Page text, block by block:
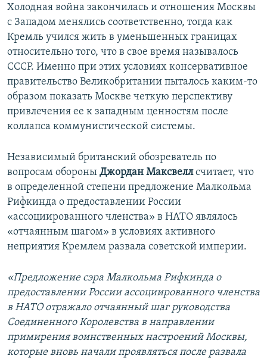
Холодная война закончилась и отношения Москвы
с Западом менялись соответственно, тогда как
Кремль учился жить в уменьшенных границах
относительно того, что в свое время называлось
СССР. Именно при этих условиях консервативное
правительство Великобритании пыталось каким-то
образом показать Москве четкую перспективу
привлечения ее к западным ценностям после
коллапса коммунистической системы.
Независимый британский обозреватель по
вопросам обороны Джордан Максвеллсчитает, что
в определенной степени предложение Малкольма
Рифкинда о предоставлении России
«ассоциированного членства» в НАТО являлось
«отчаянным шагом» в условиях активного
неприятия Кремлем развала советской империи.
«Предложение сэра Малкольма Рифкинда о
предоставлении России ассоциированного членства
в НАТО отражало отчаянный шаг руководства
Соединенного Королевства в направлении
примирения воинственных настроений Москвы,
которые вновь начали проявляться после развала